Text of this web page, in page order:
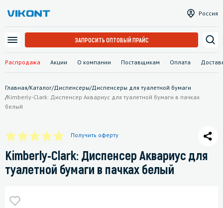
Распродажа Акции О компании Поставщикам Оплата
Россия
ЗАПРОСИТЬ ОПТОВЫЙ ПРАЙС
Главная/Каталог/Диспенсеры/Диспенсеры для туалетной бумаги
/Kimberly-Clark: Диспенсер Аквариус для туалетной бумаги в пачках
белый
Получить оферту
Kimberly-Clark: Диспенсер Аквариус для
туалетной бумаги в пачках белый